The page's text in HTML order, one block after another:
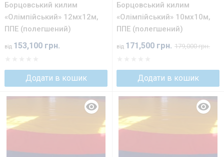
Борцовський килим
«Олімпійський» 12мх12м,
ППЕ (полегшений)
від 153,100 грн.
Додати в кошик
Борцовський килим
«Олімпійський» 10мх10м,
ППЕ (полегшений)
від 171,500 грн. 179,000 грн.
Додати в кошик